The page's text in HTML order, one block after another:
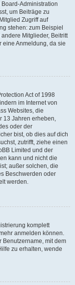
Administration
um Beiträge zu
Zugriff auf
stehen: zum Beispiel
Mitglieder, Beitritt
eine Anmeldung, da sie
Act of 1998
im Internet von
Websites, die
13 Jahren erheben,
oder der
bist, ob dies auf dich
zutrifft, ziehe einen
Limited und der
kann und nicht die
außer solchen, die
Beschwerden oder
werden.
komplett
anmelden können.
Benutzername, mit dem
zu erhalten, wende